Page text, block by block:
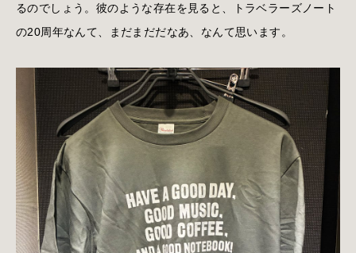
るのでしょう。彼のような存在を見ると、トラベラーズノート
の20周年なんて、まだまだだなあ、なんて思います。